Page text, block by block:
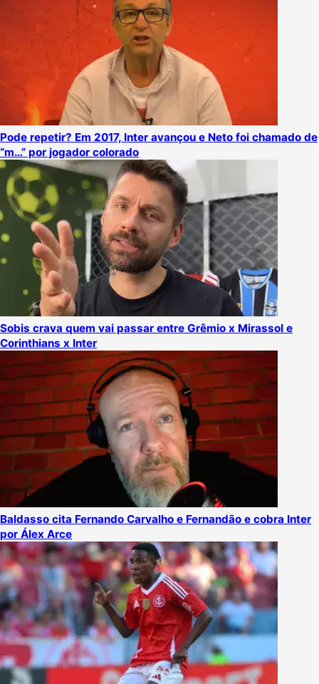
Pode repetir? Em 2017, Inter avançou e Neto foi chamado de
“m…” por jogador colorado
Sobis crava quem vai passar entre Grêmio x Mirassol e
Corinthians x Inter
Baldasso cita Fernando Carvalho e Fernandão e cobra Inter
por Álex Arce